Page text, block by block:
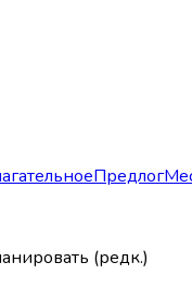
Предлог
(редк.)